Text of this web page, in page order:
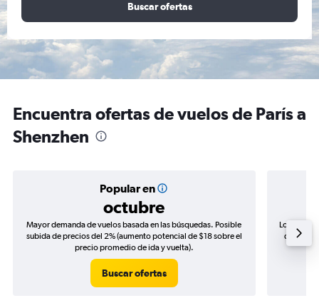
Buscar ofertas
Encuentra ofertas de vuelos de París a
Shenzhen
Popular en
octubre
Mayor demanda de vuelos basada en las búsquedas. Posible
subida de precios del 2% (aumento potencial de $18 sobre el
precio promedio de ida y vuelta).
Buscar ofertas
Los
de